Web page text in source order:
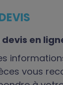
en
vous